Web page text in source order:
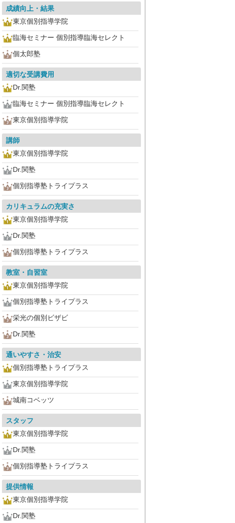
成績向上・結果
東京個別指導学院
臨海セミナー 個別指導臨海セレクト
個太郎塾
適切な受講費用
Dr.関塾
臨海セミナー 個別指導臨海セレクト
東京個別指導学院
講師
東京個別指導学院
Dr.関塾
個別指導塾トライプラス
カリキュラムの充実さ
東京個別指導学院
Dr.関塾
個別指導塾トライプラス
教室・自習室
東京個別指導学院
個別指導塾トライプラス
栄光の個別ビザビ
Dr.関塾
通いやすさ・治安
個別指導塾トライプラス
東京個別指導学院
城南コベッツ
スタッフ
東京個別指導学院
Dr.関塾
個別指導塾トライプラス
提供情報
東京個別指導学院
Dr.関塾